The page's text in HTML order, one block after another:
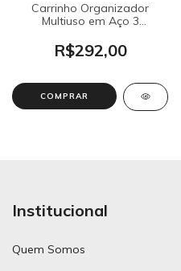
Carrinho Organizador
Multiuso em Aço 3
R$292,00
Institucional
Quem Somos